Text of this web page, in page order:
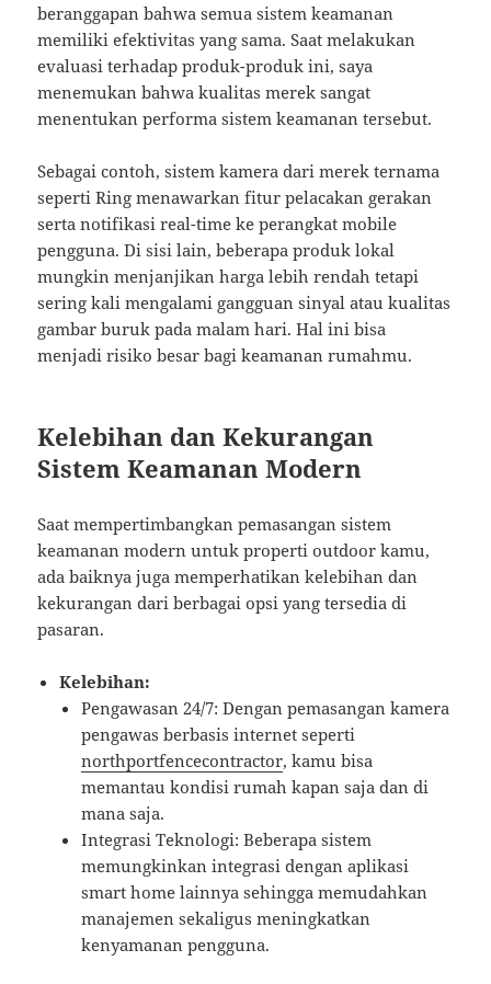
beranggapan bahwa semua sistem keamanan
memiliki efektivitas yang sama. Saat melakukan
evaluasi terhadap produk-produk ini, saya
menemukan bahwa kualitas merek sangat
menentukan performa sistem keamanan tersebut.
Sebagai contoh, sistem kamera dari merek ternama
seperti Ring menawarkan fitur pelacakan gerakan
serta notifikasi real-time ke perangkat mobile
pengguna. Di sisi lain, beberapa produk lokal
mungkin menjanjikan harga lebih rendah tetapi
sering kali mengalami gangguan sinyal atau kualitas
gambar buruk pada malam hari. Hal ini bisa
menjadi risiko besar bagi keamanan rumahmu.
Kelebihan dan Kekurangan
Sistem Keamanan Modern
Saat mempertimbangkan pemasangan sistem
keamanan modern untuk properti outdoor kamu,
ada baiknya juga memperhatikan kelebihan dan
kekurangan dari berbagai opsi yang tersedia di
pasaran.
Kelebihan:
Pengawasan 24/7: Dengan pemasangan kamera
pengawas berbasis internet seperti
northportfencecontractor, kamu bisa
memantau kondisi rumah kapan saja dan di
mana saja.
Integrasi Teknologi: Beberapa sistem
memungkinkan integrasi dengan aplikasi
smart home lainnya sehingga memudahkan
manajemen sekaligus meningkatkan
kenyamanan pengguna.